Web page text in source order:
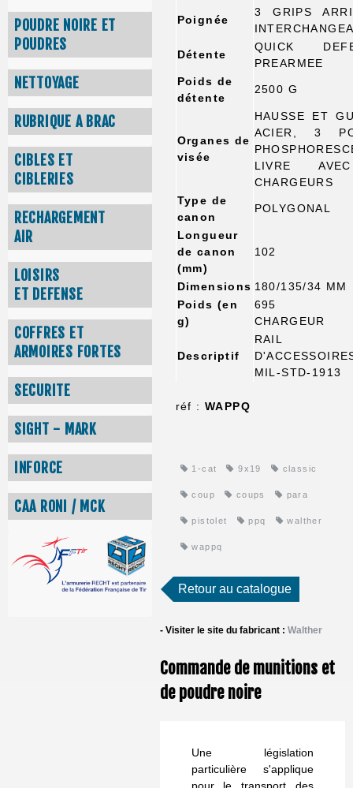
POUDRE NOIRE ET
POUDRES
NETTOYAGE
RUBRIQUE A BRAC
CIBLES ET
CIBLERIES
RECHARGEMENT
AIR
LOISIRS
ET DEFENSE
COFFRES ET
ARMOIRES FORTES
SECURITE
SIGHT - MARK
INFORCE
CAA RONI / MCK
Poignée
3 GRIPS
Détente
QUICK
PREARMEE
Poids de
détente
2500 G
Organes de
visée
HAUSSE ET
ACIER, 3
LIVRE
CHARGEURS
Type de
canon
POLYGONAL
Longueur
de canon
(mm)
102
Dimensions 180/135/34 MM
Poids (en
g)
695
CHARGEUR
Descriptif
RAIL
MIL-STD-1913
réf :WAPPQ
1-cat 9x19 classic
coup coups para
pistolet ppq walther
wappq
Retour au catalogue
- Visiter le site du fabricant : Walther
Commande de munitions et
de poudre noire
Une législation
particulière s'applique